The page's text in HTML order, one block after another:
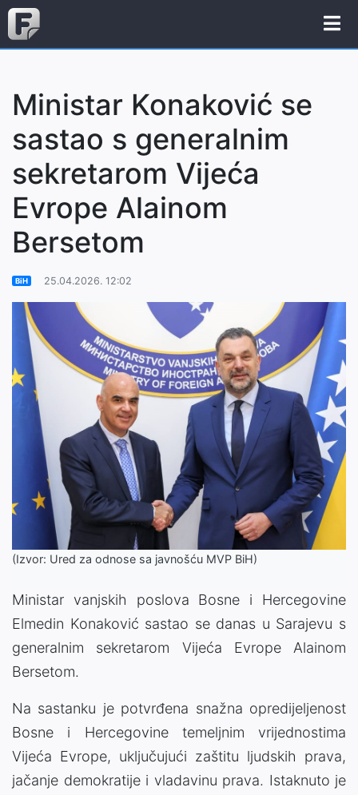
Ministar Konaković se
sastao s generalnim
sekretarom Vijeća
Evrope Alainom
Bersetom
BiH 25.04.2026. 12:02
(Izvor: Ured za odnose sa javnošću MVP BiH)
Ministar vanjskih poslova Bosne i Hercegovine
Elmedin Konaković sastao se danas u Sarajevu s
generalnim sekretarom Vijeća Evrope Alainom
Bersetom.
Na sastanku je potvrđena snažna opredijeljenost
Bosne i Hercegovine temeljnim vrijednostima
Vijeća Evrope, uključujući zaštitu ljudskih prava,
jačanje demokratije i vladavinu prava. Istaknuto je